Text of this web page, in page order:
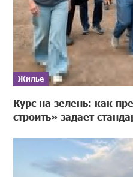
Жилье
Курс на зелень: как
строить» задает